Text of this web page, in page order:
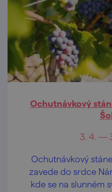
Ochutnávkový
3. 4. —
Ochutnávkový
zavede do srdce
kde se na slunném